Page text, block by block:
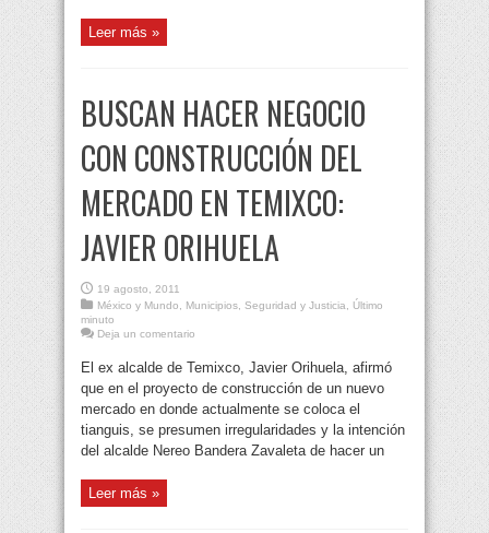
Leer más »
BUSCAN HACER NEGOCIO
CON CONSTRUCCIÓN DEL
MERCADO EN TEMIXCO:
JAVIER ORIHUELA
19 agosto, 2011
México y Mundo, Municipios, Seguridad y Justicia, Último
minuto
Deja un comentario
El ex alcalde de Temixco, Javier Orihuela, afirmó
que en el proyecto de construcción de un nuevo
mercado en donde actualmente se coloca el
tianguis, se presumen irregularidades y la intención
del alcalde Nereo Bandera Zavaleta de hacer un
Leer más »